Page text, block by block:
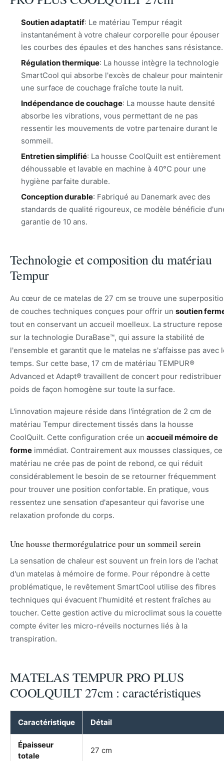
Soutien adaptatif: Le matériau Tempur réagit
instantanément à votre chaleur corporelle pour épouser
les courbes des épaules et des hanches sans résistance.
Régulation thermique: La housse intègre la technologie
SmartCool qui absorbe l'excès de chaleur pour maintenir
une surface de couchage fraîche toute la nuit.
Indépendance de couchage: La mousse haute densité
absorbe les vibrations, vous permettant de ne pas
ressentir les mouvements de votre partenaire durant le
sommeil.
Entretien simplifié: La housse CoolQuilt est entièrement
déhoussable et lavable en machine à 40°C pour une
hygiène parfaite durable.
Conception durable: Fabriqué au Danemark avec des
standards de qualité rigoureux, ce modèle bénéficie
garantie de 10 ans.
Technologie et composition du matériau
Tempur
Au cœur de ce matelas de 27 cm se trouve une
de couches techniques conçues pour offrir un soutien
tout en conservant un accueil moelleux. La structure repose
sur la technologie DuraBase™, qui assure la stabilité de
l'ensemble et garantit que le matelas ne s'affaisse pas avec
temps. Sur cette base, 17 cm de matériau TEMPUR®
Advanced et Adapt® travaillent de concert pour redistribuer
poids de façon homogène sur toute la surface.
L'innovation majeure réside dans l'intégration de 2 cm de
matériau Tempur directement tissés dans la housse
CoolQuilt. Cette configuration crée un accueil mémoire de
forme immédiat. Contrairement aux mousses classiques, ce
matériau ne crée pas de point de rebond, ce qui réduit
considérablement le besoin de se retourner fréquemment
pour trouver une position confortable. En pratique, vous
ressentez une sensation d'apesanteur qui favorise une
relaxation profonde du corps.
Une housse thermorégulatrice pour un sommeil serein
La sensation de chaleur est souvent un frein lors de l'achat
d'un matelas à mémoire de forme. Pour répondre à cette
problématique, le revêtement SmartCool utilise des fibres
techniques qui évacuent l'humidité et restent fraîches au
toucher. Cette gestion active du microclimat sous la couette
compte éviter les micro-réveils nocturnes liés à la
transpiration.
MATELAS TEMPUR PRO PLUS
COOLQUILT 27cm : caractéristiques
Caractéristique Détail
Épaisseur
totale
27 cm